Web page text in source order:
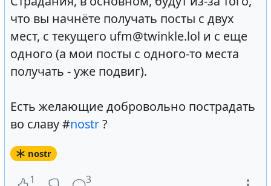
что вы начнёте получать посты с двух
мест, с текущего ufm@twinkle.lol и с еще
одного (а мои посты с одного-то места
получать - уже подвиг).
Есть желающие добровольно пострадать
во славу #nostr?
nostr
1 3